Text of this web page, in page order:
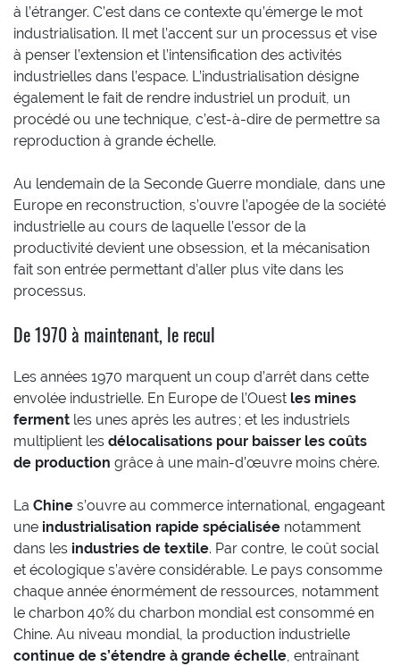
à l’étranger. C’est dans ce contexte qu’émerge le mot
industrialisation. Il met l’accent sur un processus et vise
à penser l’extension et l’intensification des activités
industrielles dans l’espace. L’industrialisation désigne
également le fait de rendre industriel un produit, un
procédé ou une technique, c’est-à-dire de permettre sa
reproduction à grande échelle.
Au lendemain de la Seconde Guerre mondiale, dans une
Europe en reconstruction, s’ouvre l’apogée de la société
industrielle au cours de laquelle l’essor de la
productivité devient une obsession, et la mécanisation
fait son entrée permettant d’aller plus vite dans les
processus.
De 1970 à maintenant, le recul
Les années 1970 marquent un coup d’arrêt dans cette
envolée industrielle. En Europe de l’Ouest les mines
ferment les unes après les autres ; et les industriels
multiplient les délocalisations pour baisser les coûts
de production grâce à une main-d’œuvre moins chère.
La Chine s’ouvre au commerce international, engageant
une industrialisation rapide spécialisée notamment
dans les industries de textile. Par contre, le coût social
et écologique s’avère considérable. Le pays consomme
chaque année énormément de ressources, notamment
le charbon 40% du charbon mondial est consommé en
Chine. Au niveau mondial, la production industrielle
continue de s’étendre à grande échelle, entraînant